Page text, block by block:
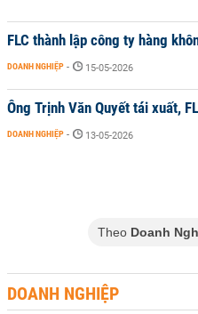
FLC thành lập công ty hàng
DOANH NGHIỆP - 15-05-2026
Ông Trịnh Văn Quyết tái xuất,
DOANH NGHIỆP - 13-05-2026
Theo Doanh
DOANH NGHIỆP